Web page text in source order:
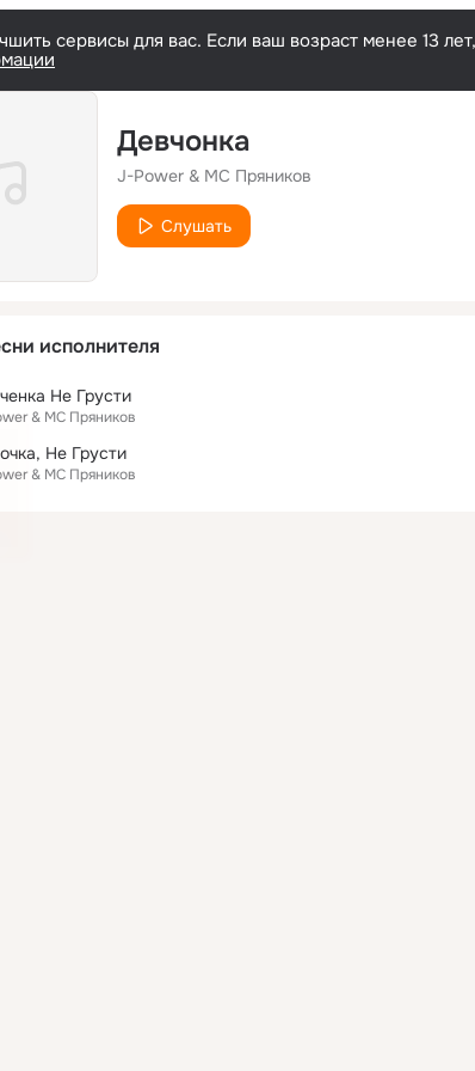
сервисы для вас. Если ваш возраст менее 13
Девчонка
J-Power & MC Пряников
Слушать
исполнителя
Не Грусти
& MC Пряников
Не Грусти
& MC Пряников